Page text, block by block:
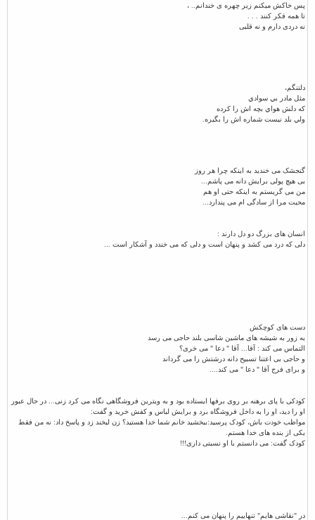
پس خاکش میکنم زیر چهره ی خندانم.. ،
تا همه فکر کنند . . .
نه دردی دارم و نه قلبی
دلتنگم،
مثل مادر بي سوادي
که دلش هواي بچه اش را کرده
ولي بلد نيست شماره اش را بگيره.
گنجشک می خندید به اینکه چرا هر روز
بی هیچ پولی برایش دانه می پاشم...
من می گریستم به اینکه حتی او هم
محبت مرا از سادگی ام می پندارد...
انسان های بزرگ دو دل دارند :
دلی که درد می کشد و پنهان است و دلی که می خندد و آشکار است ...
دست های کوچکش
به زور به شیشه های ماشین شاسی بلند حاجی می رسد
التماس می کند : آقا... آقا " دعا " می خری؟
و حاجی بی اعتنا تسبیح دانه درشتش را می گرداند
و برای فرج آقا " دعا " می کند....
کودکی با پای برهنه بر روی برفها ایستاده بود و به ویترین فروشگاهی نگاه می کرد زنی... در حال عبور
او را دید، او را به داخل فروشگاه برد و برایش لباس و کفش خرید و گفت:
مواظب خودت باش، کودک پرسید:ببخشید خانم شما خدا هستید؟ زن لبخند زد و پاسخ داد: نه من فقط
یکی از بنده های خدا هستم.
کودک گفت: می دانستم با او نسبتی داری!!!
در "نقاشی هایم" تنهاییم را پنهان می کنم...